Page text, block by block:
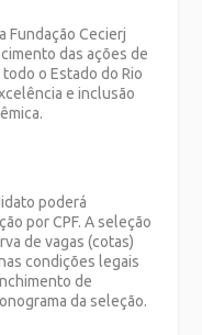
Fundação Cecierj
das ações de
o Estado do Rio
e inclusão
poderá
por CPF. A seleção
de vagas (cotas)
condições legais
de
da seleção.